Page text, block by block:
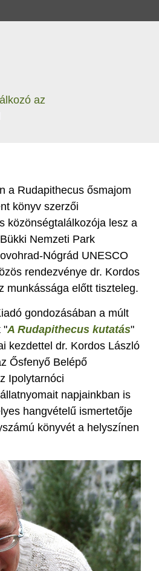
az
a Rudapithecus ősmajom
könyv szerzői
közönségtalálkozója lesz a
Nemzeti Park
Nógrád UNESCO
rendezvénye dr. Kordos
munkássága előtt tiszteleg.
gondozásában a múlt
"A Rudapithecus kutatás"
kezdettel dr. Kordos László
Ősfenyő Belépő
Ipolytarnóci
napjainkban is
hangvételű ismertetője
könyvét a helyszínen